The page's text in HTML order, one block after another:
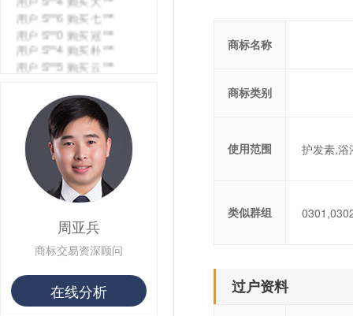
用户 S**6 购买 七***
用户 S**0 购买 冠***
用户 S**4 购买 朴***
用户 S**5 购买 云***
用户 S**3 购买 K***
用户 S**9 购买 停***
用户 S**0 购买 V***
用户 S**1 购买 皇***
用户 S**8 购买 专***
用户 S**14 购买 宅***
用户 S**26 购买 图***
用户 S**10 购买 侯***
用户 S**16 购买 火***
用户 S**25 购买 水***
用户 S**80 购买 王***
用户 S**19 购买 T***
用户 S**22 购买 茶***
用户 S**68 购买 俏***
周亚兵
商标交易资深顾问
在线分析
商标名称
商标类别
使用范围 护发素,浴
类似群组
过户资料